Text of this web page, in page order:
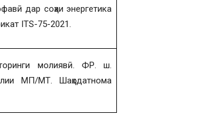
дар соҳаи энергетика
ITS-75-2021.
молиявӣ. ФР. ш.
МП/МТ. Шаҳодатнома